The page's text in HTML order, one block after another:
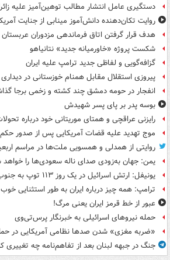
دستگیری عامل انتشار مطالب توهین‌آمیز علیه
روایت تکان‌دهنده دانش‌آموز مینابی از جنایت
هدف قرار گرفتن اتاق‌ فرماندهی مزدوران
شکست پروژه «خاورمیانه جدید» نتانیاهو
گزافه‌گویی و لفاظی جدید ترامپ علیه ایران
پیروزی استقلال مقابل همنام خوزستانی در دیداری
انفجار در حومه دمشق چند کشته و زخمی برجا
بوسه‌ پدر بر پای پسر شهیدش
رایزنی عراقچی و همتای موریتانی خود درباره
موج تهدید علیه قضات آمریکایی پس از صدور
روایتی از همدلی و همسویی ملت‌ها در مراسم
یمن: جهان به‌زودی صدای ناله سعودی‌ها را خواهد
یونیفل: ارتش اسرائیل در یک روز ۱۱۳ توپ به جنوب لبنان شلیک کرده است
ترامپ: همه چیز درباره ایران به طور استثنایی
عبور از خط قرمز ایران یعنی مرگ!
حمله نیروهای اسرائیلی به خبرنگار پرس‌تی‌وی
«ضربه مغزی» شدن صدها نظامی آمریکایی در
جنگ در جبهه لبنان بعد از تفاهم‌نامه چه تغییری